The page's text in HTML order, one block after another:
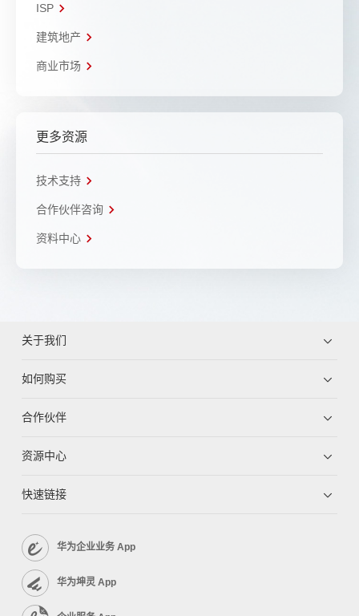
ISP
建筑地产
商业市场
更多资源
技术支持
合作伙伴咨询
资料中心
关于我们
如何购买
合作伙伴
资源中心
快速链接
华为企业业务 App
华为坤灵 App